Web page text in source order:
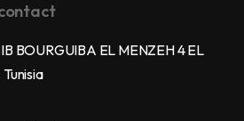
BOURGUIBA EL MENZEH 4 EL